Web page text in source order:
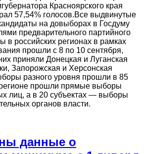
Красноярского края
57,54% голосов.Все выдвинутые
на довыборах в Госдуму
предварительного партийного
в российских регионах в рамках
прошли с 8 по 10 сентября,
приняли Донецкая и Луганская
Запорожская и Херсонская
разного уровня прошли в 85
прошли прямые выборы
лиц, а в 20 субъектах — выборы
органов власти.
данные о